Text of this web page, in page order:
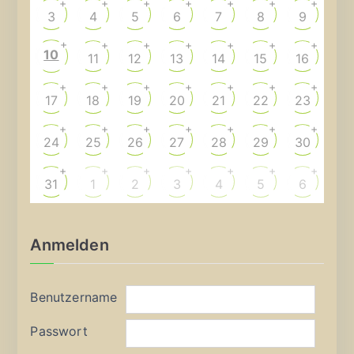
3
+
4
+
5
+
6
+
7
+
8
+
9
+
10
+
11
+
12
+
13
+
14
+
15
+
16
+
17
+
18
+
19
+
20
+
21
+
22
+
23
+
24
+
25
+
26
+
27
+
28
+
29
+
30
+
31
+
1
+
2
+
3
+
4
+
5
+
6
+
Anmelden
Benutzername
Passwort